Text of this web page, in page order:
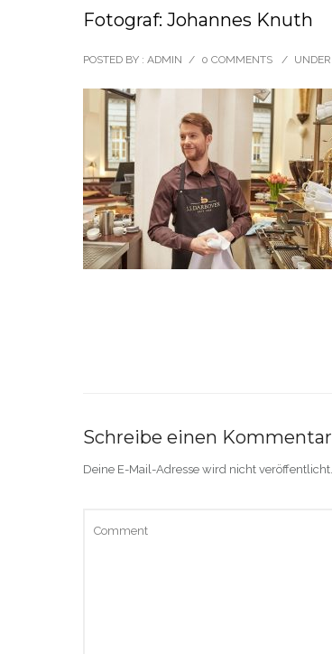
Fotograf: Johannes Knuth
POSTED BY : ADMIN / 0 COMMENTS / UNDER
Schreibe einen Kommentar
Deine E-Mail-Adresse wird nicht veröffentlicht.